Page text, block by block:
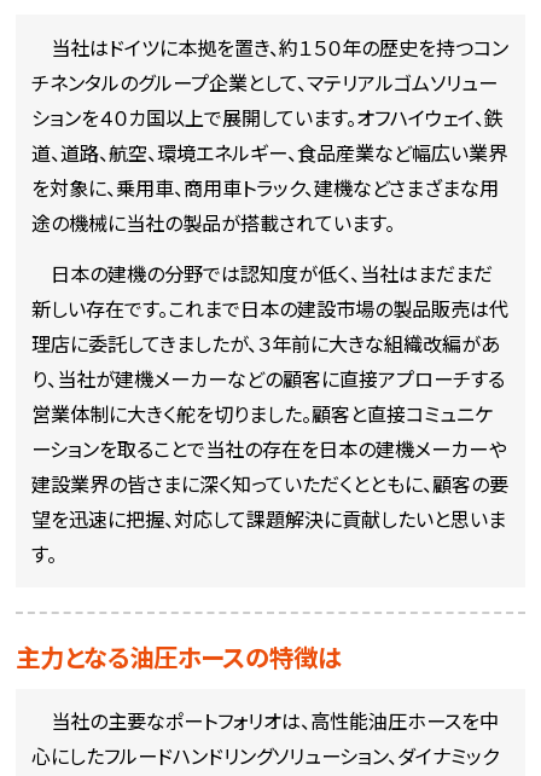
当社はドイツに本拠を置き、約１５０年の歴史を持つコン
チネンタルのグループ企業として、マテリアルゴムソリュー
ションを４０カ国以上で展開しています。オフハイウェイ、鉄
道、道路、航空、環境エネルギー、食品産業など幅広い業界
を対象に、乗用車、商用車トラック、建機などさまざまな用
途の機械に当社の製品が搭載されています。
日本の建機の分野では認知度が低く、当社はまだまだ
新しい存在です。これまで日本の建設市場の製品販売は代
理店に委託してきましたが、３年前に大きな組織改編があ
り、当社が建機メーカーなどの顧客に直接アプローチする
営業体制に大きく舵を切りました。顧客と直接コミュニケ
ーションを取ることで当社の存在を日本の建機メーカーや
建設業界の皆さまに深く知っていただくとともに、顧客の要
望を迅速に把握、対応して課題解決に貢献したいと思いま
す。
主力となる油圧ホースの特徴は
当社の主要なポートフォリオは、高性能油圧ホースを中
心にしたフルードハンドリングソリューション、ダイナミック